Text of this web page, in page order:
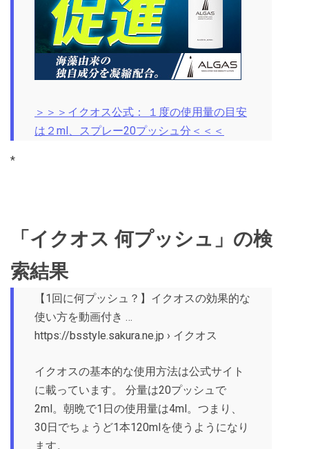
＞＞＞イクオス公式： １度の使用量の目安
は２ml、スプレー20プッシュ分＜＜＜
*
「イクオス 何プッシュ」の検
索結果
【1回に何プッシュ？】イクオスの効果的な
使い方を動画付き …
https://bsstyle.sakura.ne.jp › イクオス
イクオスの基本的な使用方法は公式サイト
に載っています。 分量は20プッシュで
2ml。朝晩で1日の使用量は4ml。つまり、
30日でちょうど1本120mlを使うようになり
ます。